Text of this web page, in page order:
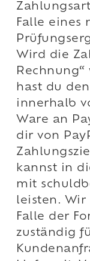
Falle eines
Wird die
Rechnung“
hast du
innerhalb
Ware an
dir von
kannst in
mit
leisten.
Falle der
zuständig